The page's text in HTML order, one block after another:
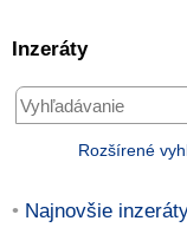
Inzeráty
Rozšírené
Najnovšie